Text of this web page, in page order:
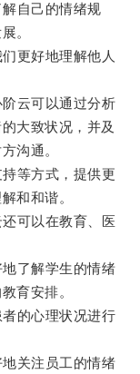
自己的情绪规
。
更好地理解他人
云可以通过分析
大致状况，并及
沟通。
等方式，提供更
和和谐。
可以在教育、医
了解学生的情绪
育安排。
的心理状况进行
关注员工的情绪